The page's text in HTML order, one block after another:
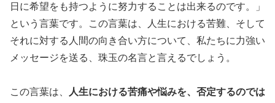
日に希望をも持つように努力することは出来るのです。」
という言葉です。この言葉は、人生における苦難、そして
それに対する人間の向き合い方について、私たちに力強い
メッセージを送る、珠玉の名言と言えるでしょう。
この言葉は、
人生における苦痛や悩みを、否定するのでは